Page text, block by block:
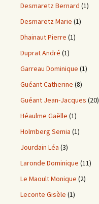
Desmaretz Bernard (1)
Desmaretz Marie (1)
Dhainaut Pierre (1)
Duprat André (1)
Garreau Dominique (1)
Guéant Catherine (8)
Guéant Jean-Jacques (20)
Héaulme Gaëlle (1)
Holmberg Semia (1)
Jourdain Léa (3)
Laronde Dominique (11)
Le Maoult Monique (2)
Leconte Gisèle (1)